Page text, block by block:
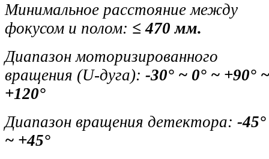
Минимальное расстояние между
фокусом и полом: ≤ 470 мм.
Диапазон моторизированного
вращения (U-дуга): -30° ~ 0° ~ +90° ~
+120°
Диапазон вращения детектора: -45°
~ +45°